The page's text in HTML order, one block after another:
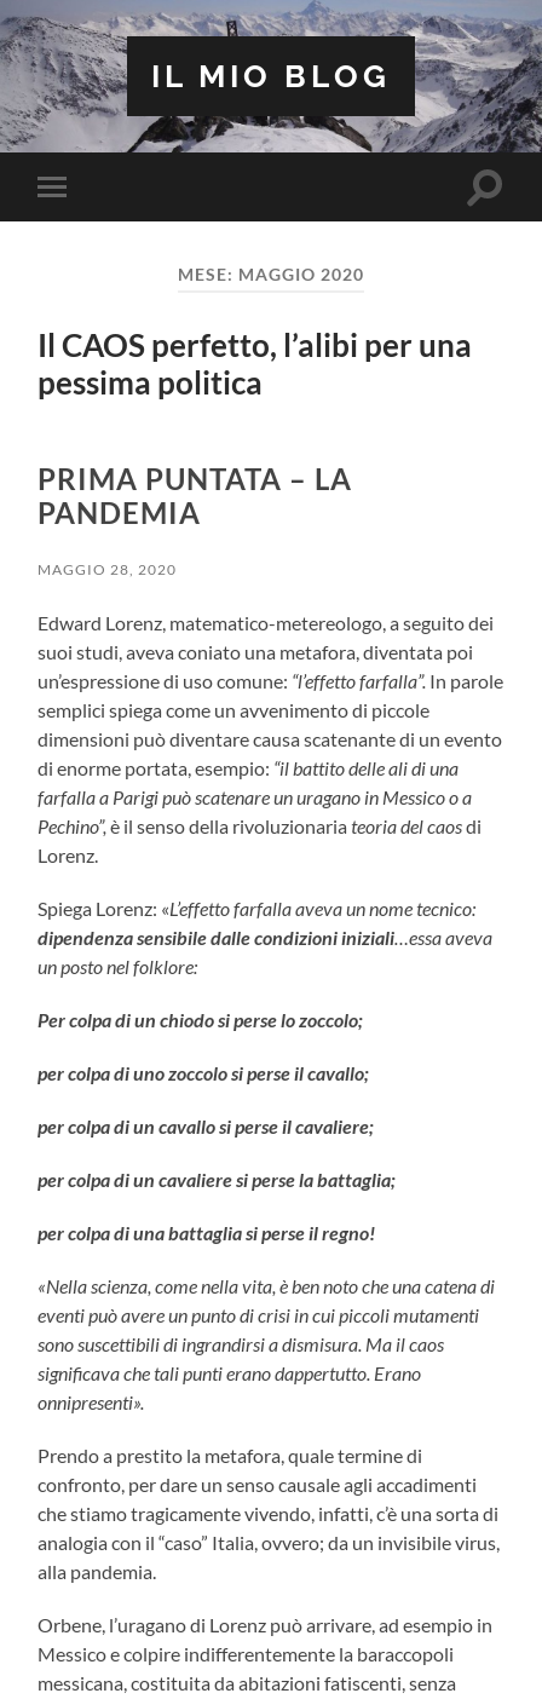
IL MIO BLOG
Attiva/disattiva
il
MESE: MAGGIO 2020
Il CAOS perfetto, l’alibi per una
pessima politica
PRIMA PUNTATA – LA
PANDEMIA
MAGGIO 28, 2020
Edward Lorenz, matematico-metereologo, a seguito dei
suoi studi, aveva coniato una metafora, diventata poi
un’espressione di uso comune: “l’effetto farfalla”. In parole
semplici spiega come un avvenimento di piccole
dimensioni può diventare causa scatenante di un evento
di enorme portata, esempio: “il battito delle ali di una
farfalla a Parigi può scatenare un uragano in Messico o a
Pechino”, è il senso della rivoluzionariateoria del caosdi
Lorenz.
Spiega Lorenz: «L’effetto farfalla aveva un nome tecnico:
dipendenza sensibile dalle condizioni iniziali…essa aveva
un posto nel folklore:
Per colpa di un chiodo si perse lo zoccolo;
per colpa di uno zoccolo si perse il cavallo;
per colpa di un cavallo si perse il cavaliere;
per colpa di un cavaliere si perse la battaglia;
per colpa di una battaglia si perse il regno!
«Nella scienza, come nella vita, è ben noto che una catena di
eventi può avere un punto di crisi in cui piccoli mutamenti
sono suscettibili di ingrandirsi a dismisura. Ma il caos
significava che tali punti erano dappertutto. Erano
onnipresenti».
Prendo a prestito la metafora, quale termine di
confronto, per dare un senso causale agli accadimenti
che stiamo tragicamente vivendo, infatti, c’è una sorta di
analogia con il “caso” Italia, ovvero; da un invisibile virus,
alla pandemia.
Orbene, l’uragano di Lorenz può arrivare, ad esempio in
Messico e colpire indifferentemente la baraccopoli
messicana, costituita da abitazioni fatiscenti, senza